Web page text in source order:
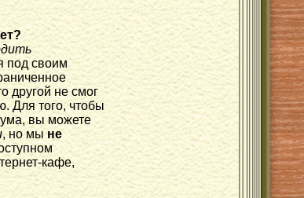
под своим
другой не смог
Для того, чтобы
вы можете
, но мыне
кафе,